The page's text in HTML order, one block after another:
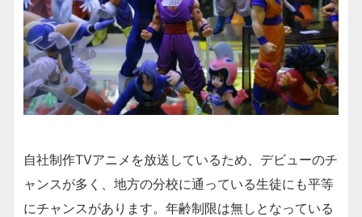
自社制作TVアニメを放送しているため、デビューのチ
ャンスが多く、地方の分校に通っている生徒にも平等
にチャンスがあります。年齢制限は無しとなっている